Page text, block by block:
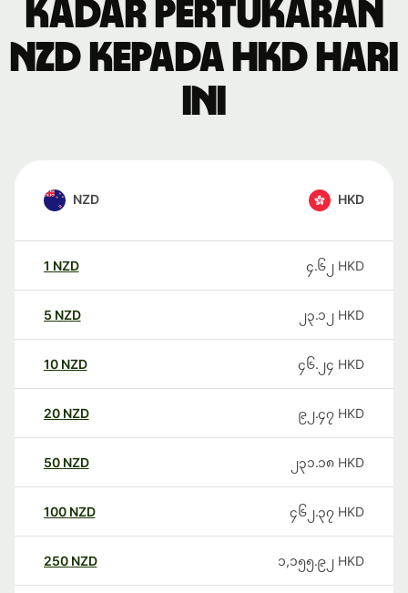
Kadar pertukaran
NZD kepada HKD hari
ini
NZD HKD
1 NZD ၄.၆၂ HKD
5 NZD ၂၃.၁၂ HKD
10 NZD ၄၆.၂၄ HKD
20 NZD ၉၂.၄၇ HKD
50 NZD ၂၃၁.၁၈ HKD
100 NZD ၄၆၂.၃၇ HKD
250 NZD ၁,၁၅၅.၉၂ HKD